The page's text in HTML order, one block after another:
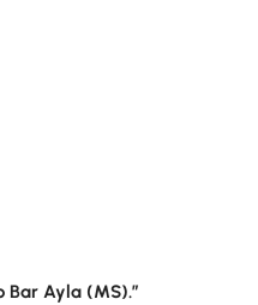
Bar Ayla (MS).”